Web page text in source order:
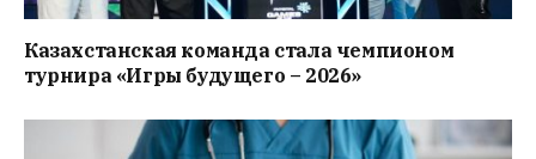
Казахстанская команда стала чемпионом
турнира «Игры будущего – 2026»